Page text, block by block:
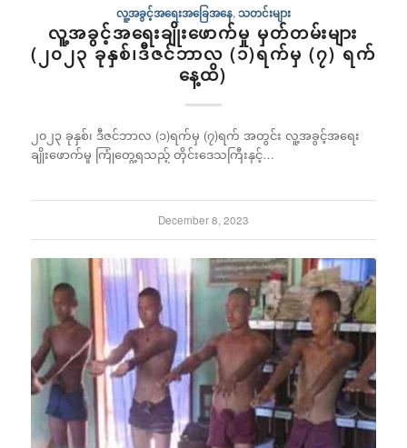
လူ့အခွင့်အရေးအခြေအနေ,သတင်းများ
လူ့အခွင့်အရေးချိုးဖောက်မှု မှတ်တမ်းများ
(၂၀၂၃ ခုနှစ်၊ဒီဇင်ဘာလ (၁)ရက်မှ (၇) ရက်
နေ့ထိ)
၂၀၂၃ ခုနှစ်၊ ဒီဇင်ဘာလ (၁)ရက်မှ (၇)ရက် အတွင်း လူ့အခွင့်အရေး
ချိုးဖောက်မှု ကြုံတွေ့ရသည့် တိုင်းဒေသကြီးနှင့်…
December 8, 2023